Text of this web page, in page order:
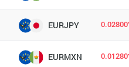
EURJPY 0.02800
EURMXN 0.01280